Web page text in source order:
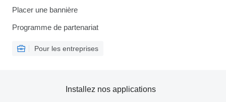
Placer une bannière
Programme de partenariat
Pour les entreprises
Installez nos applications